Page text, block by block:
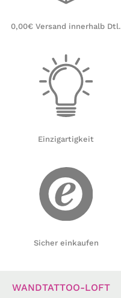
0,00€ Versand innerhalb Dtl.
Einzigartigkeit
Sicher einkaufen
WANDTATTOO-LOFT